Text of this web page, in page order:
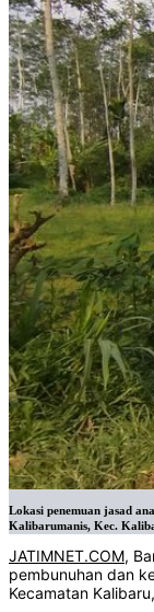
Lokasi penemuan jasad
Kalibarumanis, Kec.
JATIMNET.COM,
pembunuhan dan
Kecamatan